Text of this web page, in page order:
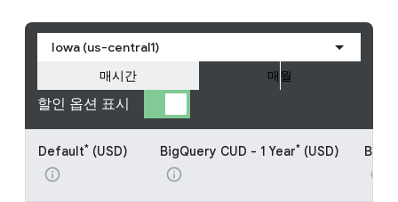
Iowa (us-central1)
할인 옵션 표시
매시간 매월
Default* (USD)
info
BigQuery CUD - 1 Year* (USD)
info info